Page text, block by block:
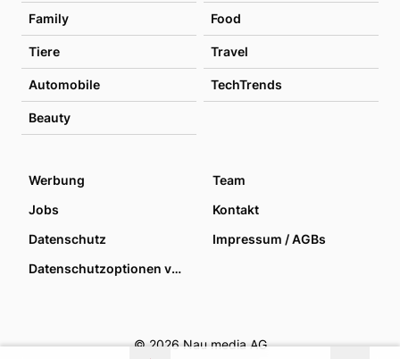
Family Food
Tiere Travel
Automobile TechTrends
Beauty
Werbung
Team
Jobs
Kontakt
Datenschutz
Impressum / AGBs
Datenschutzoptionen verwalten
© 2026 Nau media AG